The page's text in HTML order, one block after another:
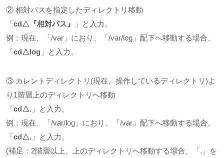
② 相対パスを指定したディレクトリ移動
「 cd △『相対パス』
」と入力。
例：現在、「 /var 」におり、「 /var/log 」配下へ移動する場合、
「 cd △ log 」と入力。
③ カレントディレクトリ (現在、操作しているディレクトリ )よ
り 1階層上のディレクトリへ移動
「 cd △. 」と入力。
例：現在、「 /var/log 」におり、「 /var 」配下へ移動する場合、
「 cd △. 」と入力。
(補足： 2階層以上、上のディレクトリへ移動する場合、「 . 」を